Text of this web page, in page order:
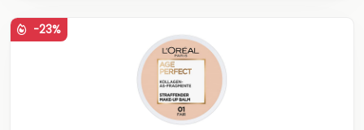
-23%